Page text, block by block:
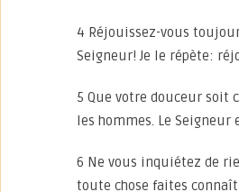
4 Réjouissez-vous
Seigneur! Je le répète:
5 Que votre douceur soit
les hommes. Le Seigneur
6 Ne vous inquiétez de
toute chose faites